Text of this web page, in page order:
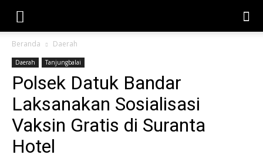
Beranda Daerah
Daerah Tanjungbalai
Polsek Datuk Bandar
Laksanakan Sosialisasi
Vaksin Gratis di Suranta
Hotel